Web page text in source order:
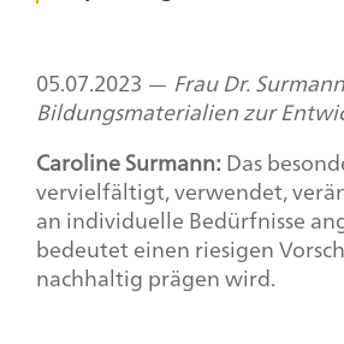
05.07.2023 — Frau Dr.
Bildungsmaterialien zur
Caroline Surmann:Das
vervielfältigt, verwendet,
an individuelle Bedürfnisse
bedeutet einen riesigen
nachhaltig prägen wird.